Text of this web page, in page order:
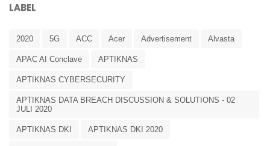
LABEL
2020 5G ACC Acer Advertisement Alvasta
APAC AI Conclave APTIKNAS
APTIKNAS CYBERSECURITY
APTIKNAS DATA BREACH DISCUSSION & SOLUTIONS - 02
JULI 2020
APTIKNAS DKI APTIKNAS DKI 2020